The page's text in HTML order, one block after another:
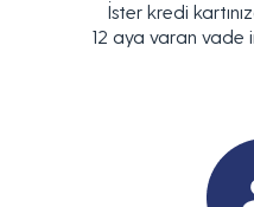
İster kredi
12 aya varan vade